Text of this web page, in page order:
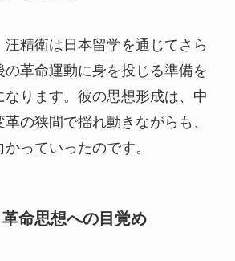
汪精衛は日本留学を通じてさら
の革命運動に身を投じる準備を
ります。彼の思想形成は、中
の狭間で揺れ動きながらも、
っていったのです。
命思想への目覚め